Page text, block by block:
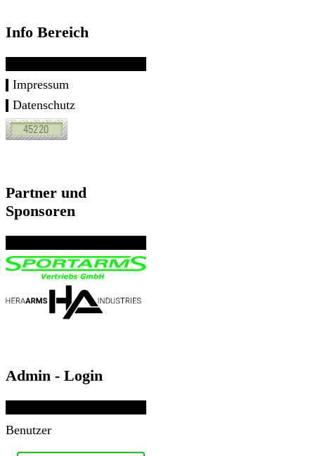
Info Bereich
Impressum
Datenschutz
Partner und
Sponsoren
Admin - Login
Benutzer